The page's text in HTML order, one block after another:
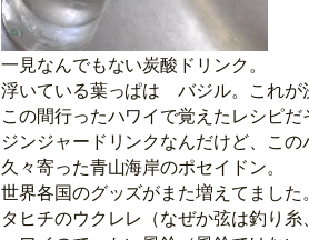
一見なんでもない炭酸ドリンク。
浮いている葉っぱは バジル。これが
この間行ったハワイで覚えたレシピだ
ジンジャードリンクなんだけど、この
久々寄った青山海岸のポセイドン。
世界各国のグッズがまた増えてました。
タヒチのウクレレ（なぜか弦は釣り糸